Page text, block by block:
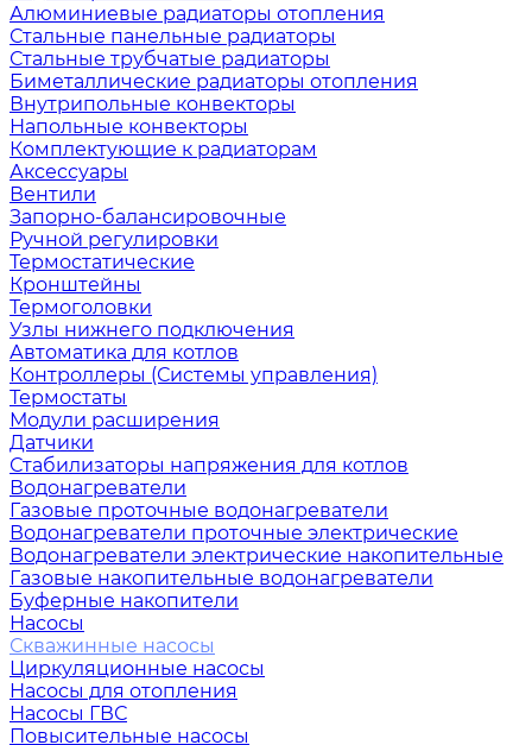
Алюминиевые радиаторы отопления
Стальные панельные радиаторы
Стальные трубчатые радиаторы
Биметаллические радиаторы отопления
Внутрипольные конвекторы
Напольные конвекторы
Комплектующие к радиаторам
Аксессуары
Вентили
Запорно-балансировочные
Ручной регулировки
Термостатические
Кронштейны
Термоголовки
Узлы нижнего подключения
Автоматика для котлов
Контроллеры (Системы управления)
Термостаты
Модули расширения
Датчики
Стабилизаторы напряжения для котлов
Водонагреватели
Газовые проточные водонагреватели
Водонагреватели проточные электрические
Водонагреватели электрические накопительные
Газовые накопительные водонагреватели
Буферные накопители
Насосы
Скважинные насосы
Циркуляционные насосы
Насосы для отопления
Насосы ГВС
Повысительные насосы